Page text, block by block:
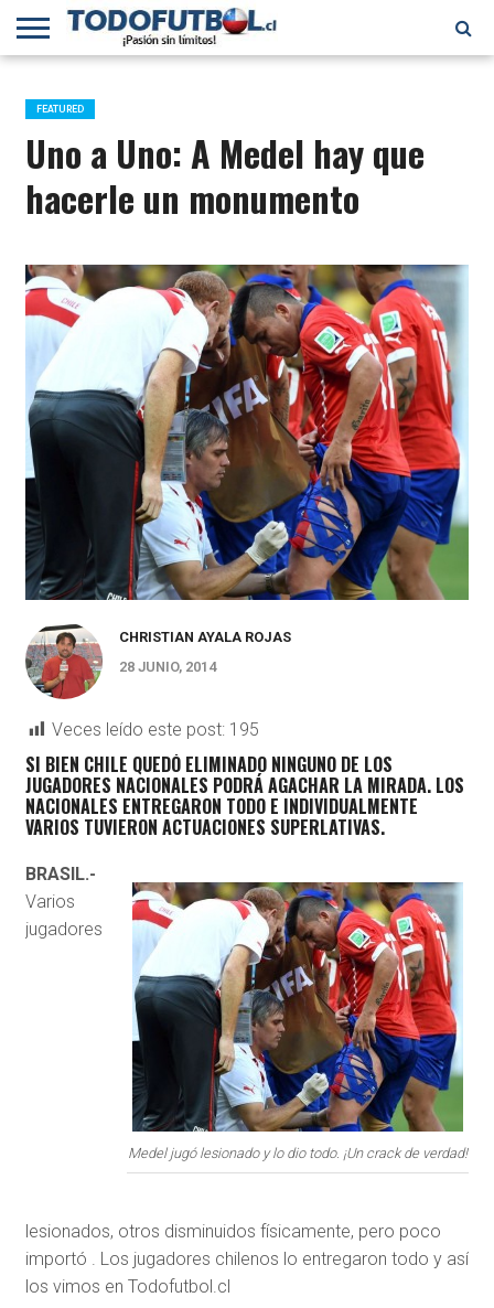
PRIMERA
B
SELECCIÓN
CHILENA
CHILENOS
EN EL
MUNDO
FÚTBOL
INTERNACIONAL
FEATURED
Uno a Uno: A Medel hay que
hacerle un monumento
CHRISTIAN AYALA ROJAS
28 JUNIO, 2014
Veces leído este post: 195
SI BIEN CHILE QUEDÓ ELIMINADO NINGUNO DE LOS
JUGADORES NACIONALES PODRÁ AGACHAR LA MIRADA. LOS
NACIONALES ENTREGARON TODO E INDIVIDUALMENTE
VARIOS TUVIERON ACTUACIONES SUPERLATIVAS.
Medel jugó lesionado y lo dio todo. ¡Un crack de verdad!
BRASIL.-
Varios
jugadores
lesionados, otros disminuidos físicamente, pero poco
importó . Los jugadores chilenos lo entregaron todo y así
los vimos en Todofutbol.cl